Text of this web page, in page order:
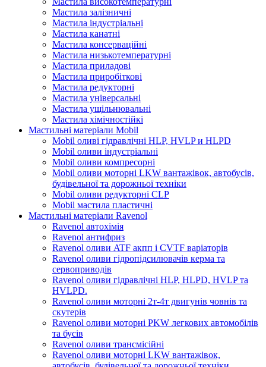
Мастила залізничні
Мастила індустріальні
Мастила канатні
Мастила консерваційні
Мастила низькотемпературні
Мастила приладові
Мастила приробіткові
Мастила редукторні
Мастила універсальні
Мастила ущільнювальні
Мастила хімічностійкі
Мастильні матеріали Mobil
Mobil оливі гідравлічні HLP, HVLP и HLPD
Mobil оливи індустріальні
Mobil оливи компресорні
Mobil оливи моторні LKW вантажівок, автобусів,
будівельної та дорожньої техніки
Mobil оливи редукторні CLP
Mobil мастила пластичні
Мастильні матеріали Ravenol
Ravenol автохімія
Ravenol антифриз
Ravenol оливи ATF акпп і CVTF варіаторів
Ravenol оливи гідропідсилювачів керма та
сервоприводів
Ravenol оливи гідравлічні HLP, HLPD, HVLP та
HVLPD.
Ravenol оливи моторні 2т-4т двигунів човнів та
скутерів
Ravenol оливи моторні PKW легкових автомобілів
та бусів
Ravenol оливи трансмісійні
Ravenol оливи моторні LKW вантажівок,